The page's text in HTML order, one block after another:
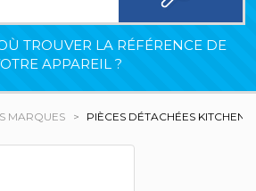
TROUVER LA RÉFÉRENCE DE
APPAREIL ?
MARQUES PIÈCES DÉTACHÉES